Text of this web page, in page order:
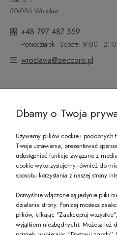
50-086 Wrocław
+48 797 487 559
Poniedziałek - Sobota: 9:00 -
wroclavia@zeccoro.pl
PREZENT DLA CIEBIE!
-10% na pierwsze zakupy na
Twoje dane będą przetwarzane
Dbamy o Twoja
Używamy plików cookie i podobnych
Twoje ustawienia, prezentować
udostępniać funkcje związane z
cookie wykorzystujemy również do
sposobu korzystania z naszej strony
Domyślnie włączone są jedynie pliki
działania strony. Poniżej możesz
plików, klikając “Zaakceptuj
wyjątkiem niezbędnych). Możesz też